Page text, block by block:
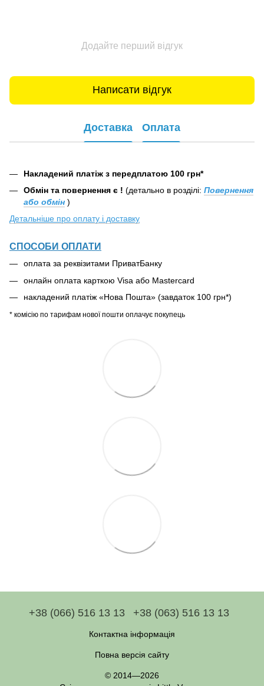
Додайте перший відгук
Написати відгук
Доставка Оплата
Накладений платіж з передплатою 100 грн*
Обмін та повернення є ! (детально в розділі: Повернення
або обмін )
Детальніше про оплату і доставку
СПОСОБИ ОПЛАТИ
оплата за реквізитами ПриватБанку
онлайн оплата карткою Visa або Mastercard
накладений платіж «Нова Пошта» (завдаток 100 грн*)
* комісію по тарифам нової пошти оплачує покупець
+38 (066) 516 13 13 +38 (063) 516 13 13
Контактна інформація
Повна версія сайту
© 2014—2026